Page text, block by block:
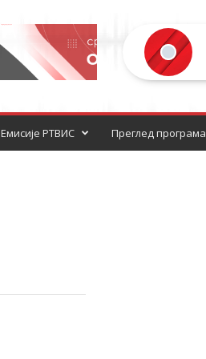
Емисије РТВИС Преглед програма